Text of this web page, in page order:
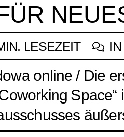
LESEZEIT
online / Die